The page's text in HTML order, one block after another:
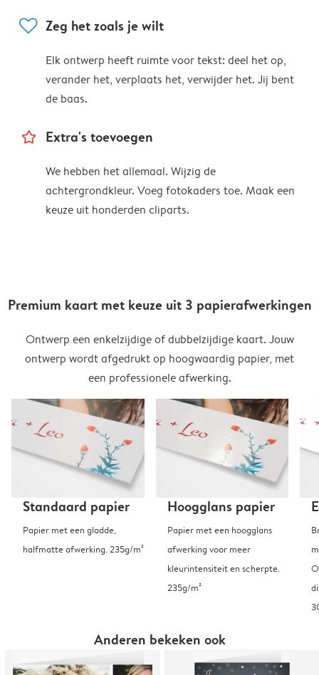
heart Zeg het zoals je wilt
Elk ontwerp heeft ruimte voor tekst: deel het op,
verander het, verplaats het, verwijder het. Jij bent
de baas.
star_outline Extra's toevoegen
We hebben het allemaal. Wijzig de
achtergrondkleur. Voeg fotokaders toe. Maak een
keuze uit honderden cliparts.
Premium kaart met keuze uit 3 papierafwerkingen
Ontwerp een enkelzijdige of dubbelzijdige kaart. Jouw
ontwerp wordt afgedrukt op hoogwaardig papier, met
een professionele afwerking.
Standaard papier
Papier met een gladde,
halfmatte afwerking. 235g/m²
Hoogglans papier
Papier met een hoogglans
afwerking voor meer
kleurintensiteit en scherpte.
235g/m²
Anderen bekeken ook